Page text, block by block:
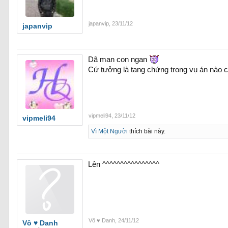
japanvip japanvip 23/11/12
vipmeli94
Dã man con ngan
Cứ tưởng là tang chứng trong vụ án nào
vipmeli94 23/11/12
Vì Một Người thích bài này.
Vô ♥ Danh
Lên ^^^^^^^^^^^^^^^^
Vô ♥ Danh 24/11/12